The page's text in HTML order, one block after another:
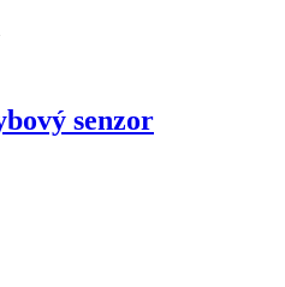
senzor